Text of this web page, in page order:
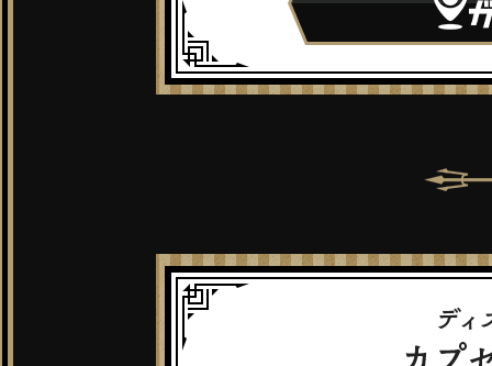
再販決定
9月第5週